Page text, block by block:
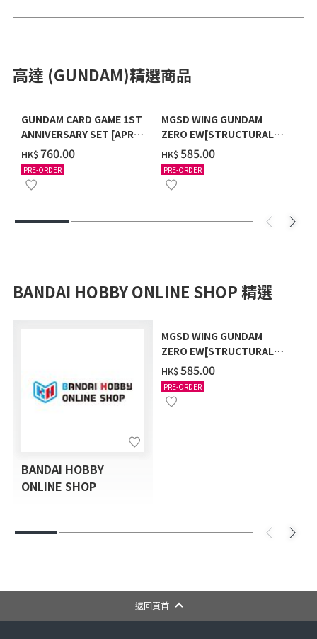
高達 (GUNDAM)精選商品
GUNDAM CARD GAME 1ST
ANNIVERSARY SET [APR
2027 DELIVERY]
HK$‌760.00
PRE-ORDER
MGSD WING GUNDAM
ZERO EW[STRUCTURAL
COATING/BLACK] [2026年
12月發送]
HK$‌585.00
PRE-ORDER
BANDAI HOBBY ONLINE SHOP 精選
BANDAI HOBBY
ONLINE SHOP
MGSD WING GUNDAM
ZERO EW[STRUCTURAL
COATING/BLACK] [2026年
12月發送]
HK$‌585.00
PRE-ORDER
返回頁首